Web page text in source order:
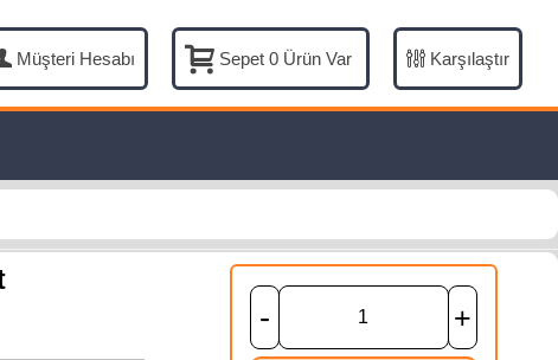
Müşteri Hesabı Sepet 0 Ürün Var Karşılaştır
- +